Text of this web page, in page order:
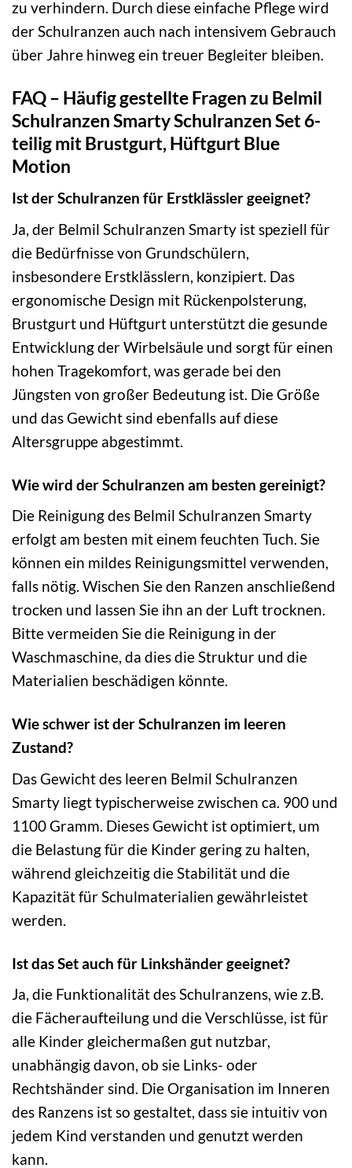
zu verhindern. Durch diese einfache Pflege wird
der Schulranzen auch nach intensivem Gebrauch
über Jahre hinweg ein treuer Begleiter bleiben.
FAQ – Häufig gestellte Fragen zu Belmil
Schulranzen Smarty Schulranzen Set 6-
teilig mit Brustgurt, Hüftgurt Blue
Motion
Ist der Schulranzen für Erstklässler geeignet?
Ja, der Belmil Schulranzen Smarty ist speziell für
die Bedürfnisse von Grundschülern,
insbesondere Erstklässlern, konzipiert. Das
ergonomische Design mit Rückenpolsterung,
Brustgurt und Hüftgurt unterstützt die gesunde
Entwicklung der Wirbelsäule und sorgt für einen
hohen Tragekomfort, was gerade bei den
Jüngsten von großer Bedeutung ist. Die Größe
und das Gewicht sind ebenfalls auf diese
Altersgruppe abgestimmt.
Wie wird der Schulranzen am besten gereinigt?
Die Reinigung des Belmil Schulranzen Smarty
erfolgt am besten mit einem feuchten Tuch. Sie
können ein mildes Reinigungsmittel verwenden,
falls nötig. Wischen Sie den Ranzen anschließend
trocken und lassen Sie ihn an der Luft trocknen.
Bitte vermeiden Sie die Reinigung in der
Waschmaschine, da dies die Struktur und die
Materialien beschädigen könnte.
Wie schwer ist der Schulranzen im leeren
Zustand?
Das Gewicht des leeren Belmil Schulranzen
Smarty liegt typischerweise zwischen ca. 900 und
1100 Gramm. Dieses Gewicht ist optimiert, um
die Belastung für die Kinder gering zu halten,
während gleichzeitig die Stabilität und die
Kapazität für Schulmaterialien gewährleistet
werden.
Ist das Set auch für Linkshänder geeignet?
Ja, die Funktionalität des Schulranzens, wie z.B.
die Fächeraufteilung und die Verschlüsse, ist für
alle Kinder gleichermaßen gut nutzbar,
unabhängig davon, ob sie Links- oder
Rechtshänder sind. Die Organisation im Inneren
des Ranzens ist so gestaltet, dass sie intuitiv von
jedem Kind verstanden und genutzt werden
kann.